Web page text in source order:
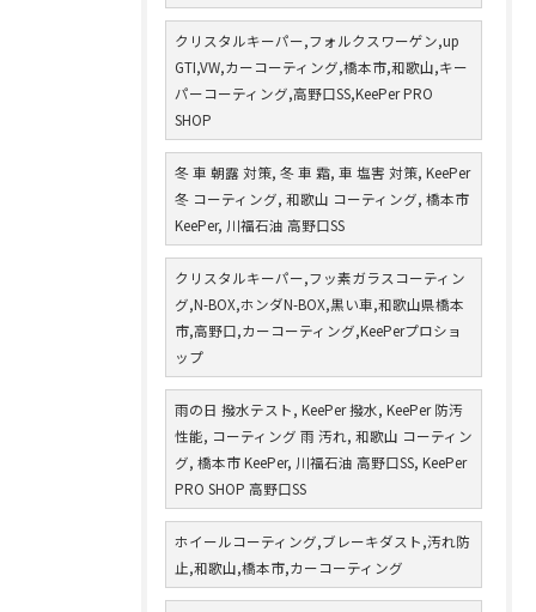
クリスタルキーパー,フォルクスワーゲン,up
GTI,VW,カーコーティング,橋本市,和歌山,キー
パーコーティング,高野口SS,KeePer PRO
SHOP
冬 車 朝露 対策, 冬 車 霜, 車 塩害 対策, KeePer
冬 コーティング, 和歌山 コーティング, 橋本市
KeePer, 川福石油 高野口SS
クリスタルキーパー,フッ素ガラスコーティン
グ,N-BOX,ホンダN-BOX,黒い車,和歌山県橋本
市,高野口,カーコーティング,KeePerプロショ
ップ
雨の日 撥水テスト, KeePer 撥水, KeePer 防汚
性能, コーティング 雨 汚れ, 和歌山 コーティン
グ, 橋本市 KeePer, 川福石油 高野口SS, KeePer
PRO SHOP 高野口SS
ホイールコーティング,ブレーキダスト,汚れ防
止,和歌山,橋本市,カーコーティング